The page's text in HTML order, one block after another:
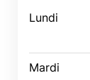
Lundi
Mardi